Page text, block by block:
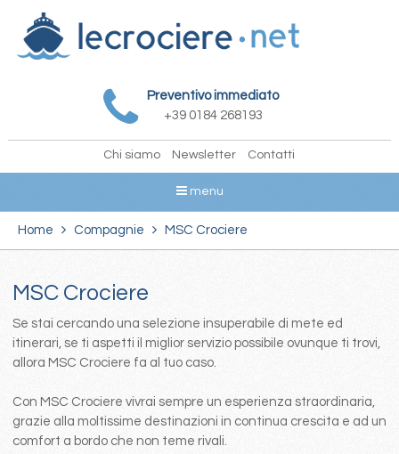
Preventivo immediato
+39 0184 268193
Chi siamo Newsletter Contatti
menu
Home Compagnie MSC Crociere
MSC Crociere
Se stai cercando una selezione insuperabile di mete ed
itinerari, se ti aspetti il miglior servizio possibile ovunque ti trovi,
allora MSC Crociere fa al tuo caso.
Con MSC Crociere vivrai sempre un esperienza straordinaria,
grazie alla moltissime destinazioni in continua crescita e ad un
comfort a bordo che non teme rivali.